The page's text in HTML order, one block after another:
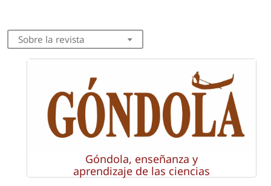
Sobre la revista
Góndola, enseñanza y
aprendizaje de las ciencias